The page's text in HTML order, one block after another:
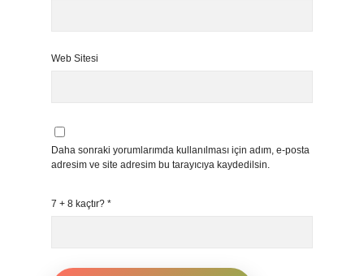
Web Sitesi
Daha sonraki yorumlarımda kullanılması için adım, e-posta
adresim ve site adresim bu tarayıcıya kaydedilsin.
7 + 8 kaçtır? *